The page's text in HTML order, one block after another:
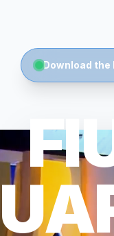
Download the